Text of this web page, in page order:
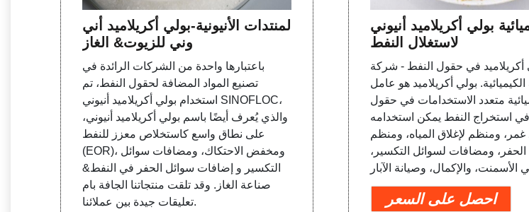
المنتدات الأنيونية-بولي أكريلاميد أني
وني للزيوت& الغاز
باعتبارها واحدة من الشركات الرائدة في
تصنيع المواد المضافة لحقول النفط، تم
استخدام بولي أكريلاميد أنيوني SINOFLOC،
والذي يُعرف أيضًا باسم بولي أكريلاميد أنيوني،
على نطاق واسع كاستخلاص معزز للنفط
(EOR)، ومخفض الاحتكاك، ومضافات سوائل
التكسير و إضافات سوائل الحفر في النفط&
صناعة الغاز. وقد تلقت منتجاتنا الجافة بام
تعليقات جيدة بين عملائنا.
بولي أكريلاميد أنيوني
لاستغلال النفط
أكريلاميد في حقول النفط - شركة
بولي أكريلاميد هو عامل
متعدد الاستخدامات في حقول
استخراج النفط يمكن استخدامه
ومنظم لإغلاق المياه، ومنظم
الحفر، ومضافات لسوائل التكسير،
احصل على السعر